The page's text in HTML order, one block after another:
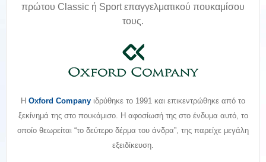
πρώτου Classic ή Sport επαγγελματικού πουκαμίσου
τους.
Η Oxford Company ιδρύθηκε το 1991 και επικεντρώθηκε από το
ξεκίνημά της στο πουκάμισο. Η αφοσίωσή της στο ένδυμα αυτό, το
οποίο θεωρείται “το δεύτερο δέρμα του άνδρα”, της παρείχε μεγάλη
εξειδίκευση.